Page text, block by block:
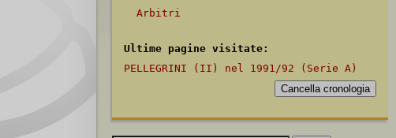
Arbitri
Ultime pagine visitate:
PELLEGRINI (II) nel 1991/92 (Serie A)